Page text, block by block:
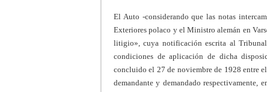
El Auto -considerando que las notas
Exteriores polaco y el Ministro alemán en
litigio», cuya notificación escrita al
condiciones de aplicación de dicha
concluido el 27 de noviembre de 1928 entre
demandante y demandado respectivamente,